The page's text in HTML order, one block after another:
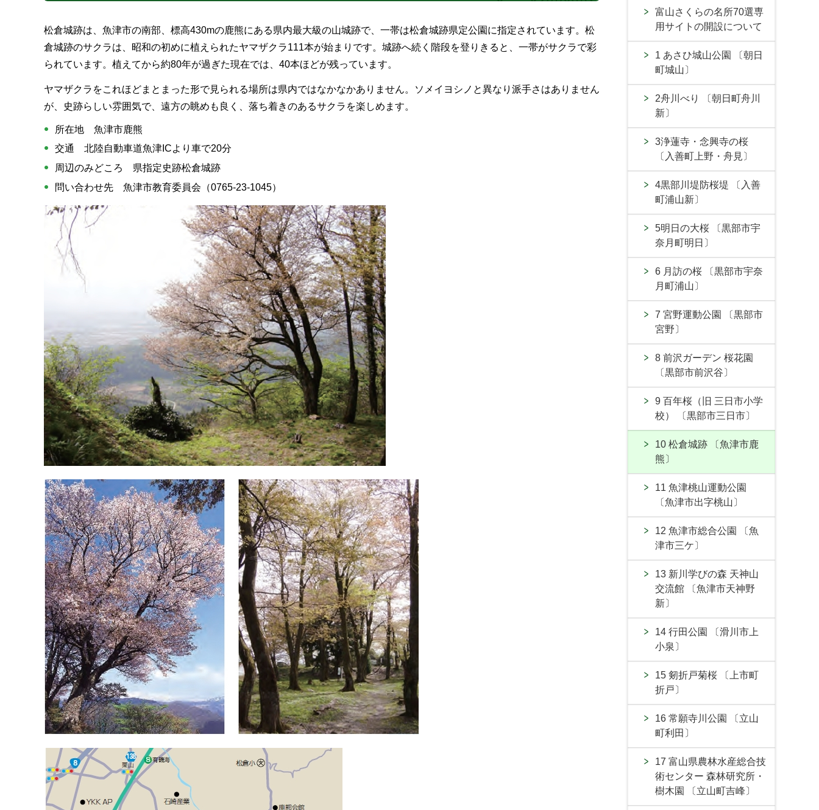
松倉城跡は、魚津市の南部、標高430mの鹿熊にある県内最大級の山城跡で、一帯は松倉城跡県定公園に指定されています。松
倉城跡のサクラは、昭和の初めに植えられたヤマザクラ111本が始まりです。城跡へ続く階段を登りきると、一帯がサクラで彩
られています。植えてから約80年が過ぎた現在では、40本ほどが残っています。
ヤマザクラをこれほどまとまった形で見られる場所は県内ではなかなかありません。ソメイヨシノと異なり派手さはありません
が、史跡らしい雰囲気で、遠方の眺めも良く、落ち着きのあるサクラを楽しめます。
所在地 魚津市鹿熊
交通 北陸自動車道魚津ICより車で20分
周辺のみどころ 県指定史跡松倉城跡
問い合わせ先 魚津市教育委員会（0765-23-1045）
富山さくらの名所70選専
用サイトの開設について
1 あさひ城山公園 〔朝日
町城山〕
2舟川べり 〔朝日町舟川
新〕
3浄蓮寺・念興寺の桜
〔入善町上野・舟見〕
4黒部川堤防桜堤 〔入善
町浦山新〕
5明日の大桜 〔黒部市宇
奈月町明日〕
6 月訪の桜 〔黒部市宇奈
月町浦山〕
7 宮野運動公園 〔黒部市
宮野〕
8 前沢ガーデン 桜花園
〔黒部市前沢谷〕
9 百年桜（旧 三日市小学
校） 〔黒部市三日市〕
10 松倉城跡 〔魚津市鹿
熊〕
11 魚津桃山運動公園
〔魚津市出字桃山〕
12 魚津市総合公園 〔魚
津市三ケ〕
13 新川学びの森 天神山
交流館 〔魚津市天神野
新〕
14 行田公園 〔滑川市上
小泉〕
15 剱折戸菊桜 〔上市町
折戸〕
16 常願寺川公園 〔立山
町利田〕
17 富山県農林水産総合技
術センター 森林研究所・
樹木園 〔立山町吉峰〕